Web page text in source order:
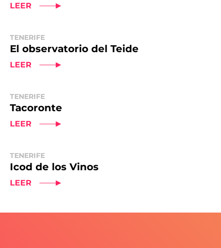
LEER
TENERIFE
El observatorio del Teide
LEER
TENERIFE
Tacoronte
LEER
TENERIFE
Icod de los Vinos
LEER